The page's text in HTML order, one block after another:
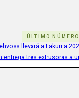
ÚLTIMO NÚMERO
llevará a Fakuma
entrega tres extrusoras a